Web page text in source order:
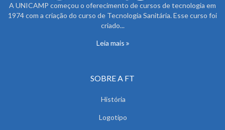
A UNICAMP começou o oferecimento de cursos de tecnologia em
1974 com a criação do curso de Tecnologia Sanitária. Esse curso foi
criado...
Leia mais
SOBRE A FT
História
Logotipo